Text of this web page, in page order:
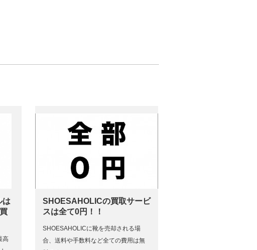
は
高
SHOESAHOLICの買取サービ
スは全て0円！！
SHOESAHOLICに靴を売却される場
合、送料や手数料など全ての費用は無